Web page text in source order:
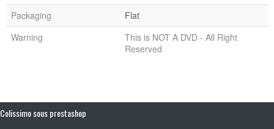
Packaging
Flat
Warning
This is NOT A DVD - All Right
Reserved
Colissimo sous prestashop